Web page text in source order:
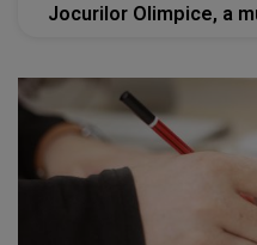
Jocurilor Olimpice, a